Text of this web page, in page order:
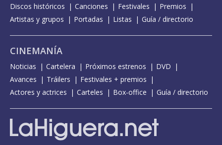
Discos históricos
Canciones Festivales
Premios
Artistas y grupos
Portadas Listas Guía / directorio
CINEMANÍA
Noticias Cartelera Próximos estrenos
DVD
Avances
Tráilers
Festivales + premios
Actores y actrices
Carteles Box-office Guía / directorio